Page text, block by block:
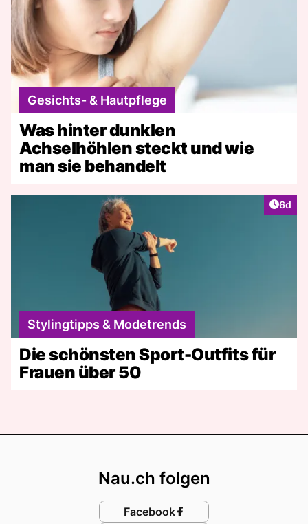
Gesichts- & Hautpflege
Was hinter dunklen
Achselhöhlen steckt und wie
man sie behandelt
6d
Stylingtipps & Modetrends
Die schönsten Sport-Outfits für
Frauen über 50
Nau.ch folgen
Facebook